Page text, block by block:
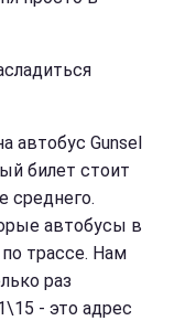
автобус Gunsel
билет стоит
среднего.
автобусы в
трассе. Нам
раз
- это адрес